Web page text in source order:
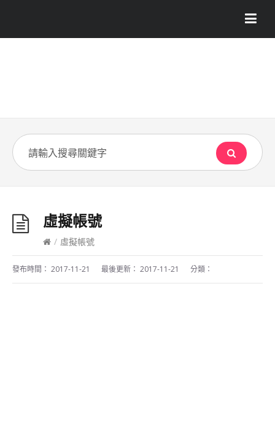
虛擬帳號
/ 虛擬帳號
發布時間： 2017-11-21 最後更新： 2017-11-21 分類：